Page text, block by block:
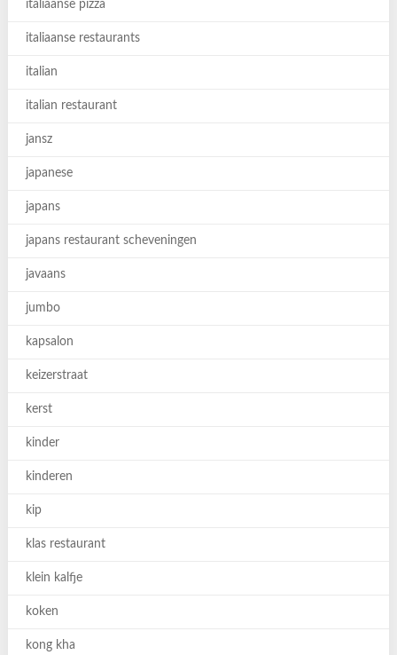
italiaanse pizza
italiaanse restaurants
italian
italian restaurant
jansz
japanese
japans
japans restaurant scheveningen
javaans
jumbo
kapsalon
keizerstraat
kerst
kinder
kinderen
kip
klas restaurant
klein kalfje
koken
kong kha